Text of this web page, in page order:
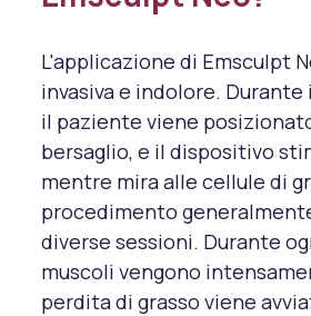
L'applicazione di Emsculpt
invasiva e indolore.
il paziente viene
bersaglio, e il dispositivo
mentre mira alle cellule di
procedimento
diverse sessioni. Durante
muscoli vengono
perdita di grasso viene